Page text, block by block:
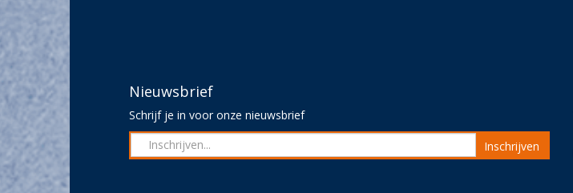
Nieuwsbrief
Schrijf je in voor onze nieuwsbrief
Inschrijven